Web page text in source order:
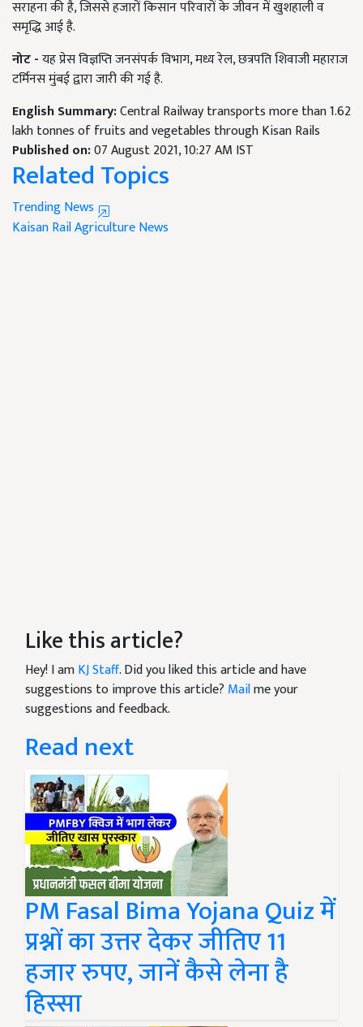
सराहना की है, जिससे हजारों किसान परिवारों के जीवन में खुशहाली व
समृद्धि आई है.
नोट -यह प्रेस विज्ञप्ति जनसंपर्क विभाग, मध्य रेल, छत्रपति शिवाजी महाराज
टर्मिनस मुंबई द्वारा जारी की गई है.
English Summary:Central Railway transports more than 1.62
lakh tonnes of fruits and vegetables through Kisan Rails
Published on:07 August 2021, 10:27 AM IST
Related Topics
Trending News
Kaisan RailAgriculture News
Like this article?
Hey! I amKJ Staff. Did you liked this article and have
suggestions to improve this article? Mailme your
suggestions and feedback.
Read next
PM Fasal Bima Yojana Quiz में
प्रश्नों का उत्तर देकर जीतिए 11
हजार रुपए, जानें कैसे लेना है
हिस्सा